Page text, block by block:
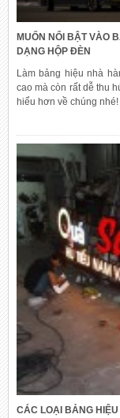
MUỐN NỔI BẬT VÀO
DẠNG HỘP ĐÈN
Làm bảng hiệu nhà
cao mà còn rất dễ thu
hiểu hơn về chúng nhé!
CÁC LOẠI BẢNG